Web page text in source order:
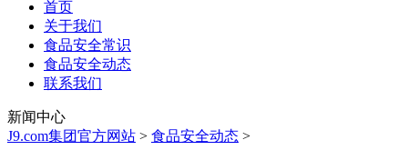
首页
关于我们
食品安全常识
食品安全动态
联系我们
新闻中心
J9.com集团官方网站 > 食品安全动态 >